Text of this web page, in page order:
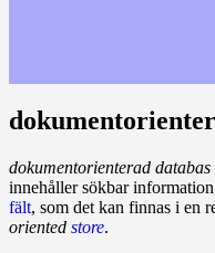
dokumentorienterad databas
innehåller sökbar
fält, som det kan finnas i en
oriented store.